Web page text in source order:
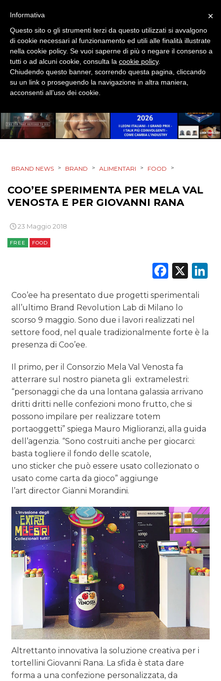
CSR
STRATEGIE
CINEMA
EDITORIA
TV
RICERCHE
PREVISIONI/SCENARI
NORMATIVE
TREND
CASE HISTORY
OPINIONI
BRAND NEWS > BRAND > ALIMENTARI > FOOD >
COO’EE SPERIMENTA PER MELA VAL
VENOSTA E PER GIOVANNI RANA
23 Maggio 2018
FREE FOOD
X
Coo’ee ha presentato due progetti sperimentali
all’ultimo Brand Revolution Lab di Milano lo
scorso 9 maggio. Sono due i lavori realizzati nel
settore food, nel quale tradizionalmente forte è la
presenza di Coo’ee.
Il primo, per il Consorzio Mela Val Venosta fa
atterrare sul nostro pianeta gli extramelestri:
“personaggi che da una lontana galassia arrivano
dritti dritti nelle confezioni mono frutto, che si
possono impilare per realizzare totem
portaoggetti” spiega Mauro Miglioranzi, alla guida
dell’agenzia. “Sono costruiti anche per giocarci:
basta togliere il fondo delle scatole,
uno sticker che può essere usato collezionato o
usato come carta da gioco” aggiunge
l’art director Gianni Morandini.
Altrettanto innovativa la soluzione creativa per i
tortellini Giovanni Rana. La sfida è stata dare
forma a una confezione personalizzata, da
×
Informativa
Questo sito o gli strumenti terzi da questo utilizzati si avvalgono
di cookie necessari al funzionamento ed utili alle finalità illustrate
nella cookie policy. Se vuoi saperne di più o negare il consenso a
tutti o ad alcuni cookie, consulta la cookie policy.
Chiudendo questo banner, scorrendo questa pagina, cliccando
su un link o proseguendo la navigazione in altra maniera,
acconsenti all’uso dei cookie.